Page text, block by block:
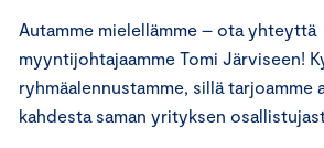
Autamme mielellämme – ota yhteyttä
myyntijohtajaamme Tomi Järviseen!
ryhmäalennustamme, sillä tarjoamme
kahdesta saman yrityksen